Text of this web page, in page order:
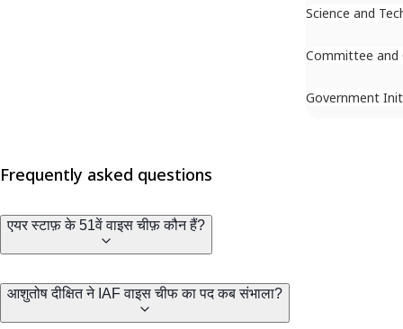
Science and
Committee and
Government
Frequently asked questions
एयर स्टाफ़ के 51वें वाइस चीफ़ कौन हैं?
आशुतोष दीक्षित ने IAF वाइस चीफ का पद कब संभाला?